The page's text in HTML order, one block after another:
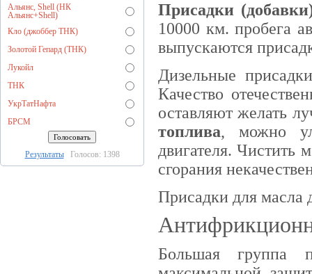
Альянс, Shell (НК
Альянс+Shell)
Кло (джоббер ТНК)
Золотой Гепард (ТНК)
Лукойл
ТНК
УкрТатНафта
БРСМ
РезультатыГолосов: 1398
Присадки
10000 км. пробега
выпускаются
Дизельные
Качество
оставляют желать
топлива, можно
двигателя. Чистить
сгорания
Присадки для масла
Большая группа